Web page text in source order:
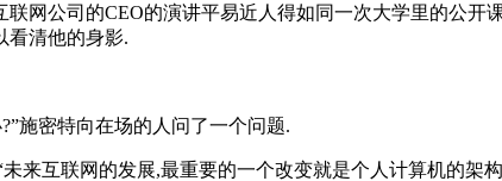
网公司的CEO的演讲平易近人得如同一次大学里的公
看清他的身影.
施密特向在场的人问了一个问题.
来互联网的发展,最重要的一个改变就是个人计算机的架